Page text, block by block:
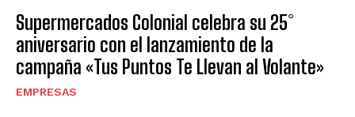
Supermercados Colonial celebra su 25°
aniversario con el lanzamiento de la
campaña «Tus Puntos Te Llevan al Volante»
EMPRESAS